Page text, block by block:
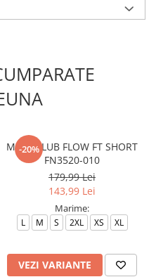
-20%
M NK CLUB FLOW FT SHORT
FN3520-010
179,99 Lei
143,99 Lei
Marime:
L M S 2XL XS XL
VEZI VARIANTE